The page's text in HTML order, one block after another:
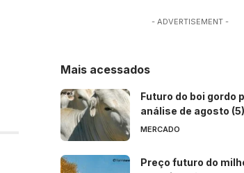
- ADVERTISEMENT -
Mais acessados
Futuro do boi gordo
análise de agosto (5)
MERCADO
Preço futuro do